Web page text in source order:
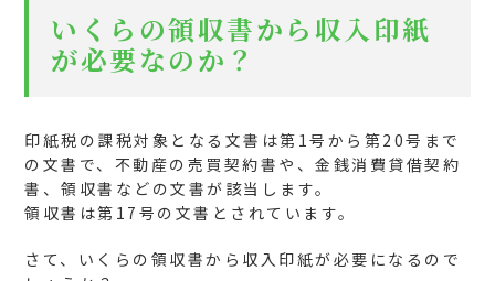
いくらの領収書から収入印紙
が必要なのか？
印紙税の課税対象となる文書は第1号から第20号まで
の文書で、不動産の売買契約書や、金銭消費貸借契約
書、領収書などの文書が該当します。
領収書は第17号の文書とされています。
さて、いくらの領収書から収入印紙が必要になるので